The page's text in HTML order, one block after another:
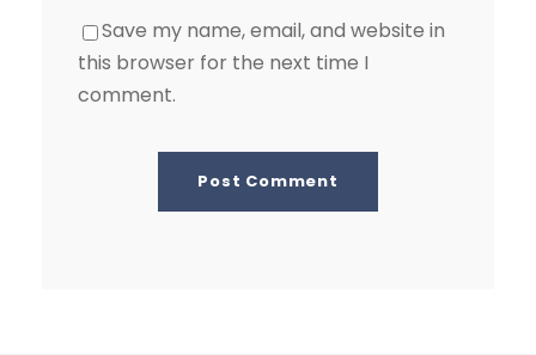
Save my name, email, and website in
this browser for the next time I
comment.